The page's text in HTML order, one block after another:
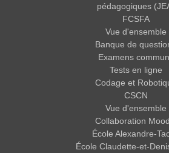
pédagogiques
FCSFA
Vue d'ensemble
Banque de
Examens
Tests en ligne
Codage et
CSCN
Vue d'ensemble
Collaboration
École Alexandre-
École Claudette-et-